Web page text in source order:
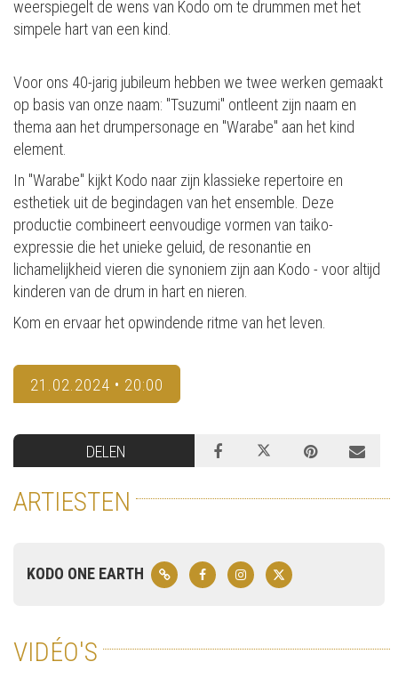
weerspiegelt de wens van Kodo om te drummen met het
simpele hart van een kind.
Voor ons 40-jarig jubileum hebben we twee werken gemaakt
op basis van onze naam: "Tsuzumi" ontleent zijn naam en
thema aan het drumpersonage en "Warabe" aan het kind
element.
In "Warabe" kijkt Kodo naar zijn klassieke repertoire en
esthetiek uit de begindagen van het ensemble. Deze
productie combineert eenvoudige vormen van taiko-
expressie die het unieke geluid, de resonantie en
lichamelijkheid vieren die synoniem zijn aan Kodo - voor altijd
kinderen van de drum in hart en nieren.
Kom en ervaar het opwindende ritme van het leven.
21.02.2024 • 20:00
DELEN
ARTIESTEN
KODO ONE EARTH
VIDÉO'S